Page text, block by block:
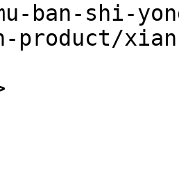
ban-shi-
product/